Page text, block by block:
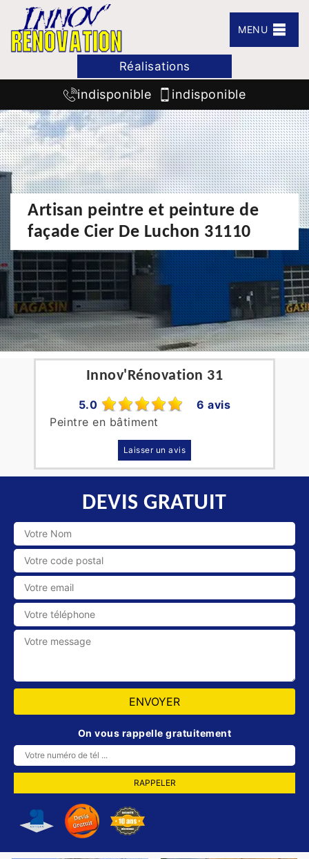
MENU
Réalisations
indisponible indisponible
Artisan peintre et peinture de
façade Cier De Luchon 31110
Innov'Rénovation 31
5.0
6 avis
Peintre en bâtiment
Laisser un avis
DEVIS GRATUIT
On vous rappelle gratuitement